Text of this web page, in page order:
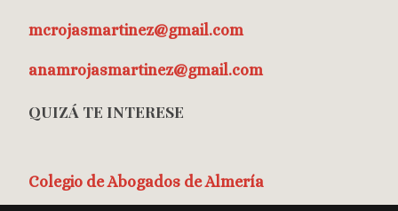
mcrojasmartinez@gmail.com
anamrojasmartinez@gmail.com
QUIZÁ TE INTERESE
Colegio de Abogados de Almería